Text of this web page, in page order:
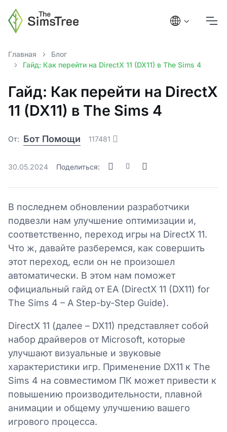
Главная
Блог
Гайд: Как перейти на DirectX 11 (DX11) в The Sims 4
Гайд: Как перейти на DirectX
11 (DX11) в The Sims 4
От: Бот Помощи 117481
30.05.2024 Поделиться:
В последнем обновлении разработчики
подвезли нам улучшение оптимизации и,
соответственно, переход игры на DirectX 11.
Что ж, давайте разберемся, как совершить
этот переход, если он не произошел
автоматически. В этом нам поможет
официальный гайд от EA (DirectX 11 (DX11) for
The Sims 4 – A Step-by-Step Guide).
DirectX 11 (далее – DX11) представляет собой
набор драйверов от Microsoft, которые
улучшают визуальные и звуковые
характеристики игр. Применение DX11 к The
Sims 4 на совместимом ПК может привести к
повышению производительности, плавной
анимации и общему улучшению вашего
игрового процесса.